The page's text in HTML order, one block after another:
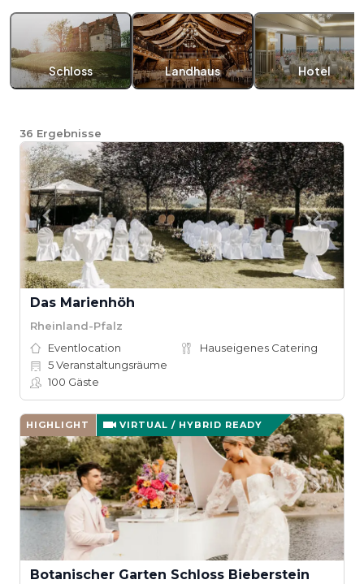
Schloss Landhaus Hotel
36 Ergebnisse
Das Marienhöh
Rheinland-Pfalz
Eventlocation
Hauseigenes Catering
5Veranstaltungsräume
100 Gäste
HIGHLIGHT VIRTUAL / HYBRID READY
Botanischer Garten Schloss Bieberstein